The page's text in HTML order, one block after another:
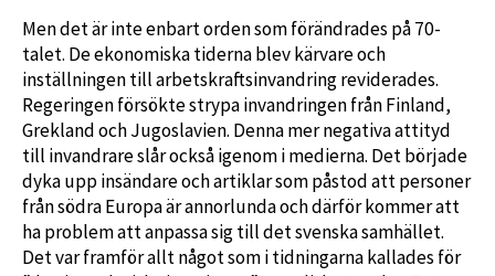
Men det är inte enbart orden som förändrades på 70-
talet. De ekonomiska tiderna blev kärvare och
inställningen till arbetskraftsinvandring reviderades.
Regeringen försökte strypa invandringen från Finland,
Grekland och Jugoslavien. Denna mer negativa attityd
till invandrare slår också igenom i medierna. Det började
dyka upp insändare och artiklar som påstod att personer
från södra Europa är annorlunda och därför kommer att
ha problem att anpassa sig till det svenska samhället.
Det var framför allt något som i tidningarna kallades för